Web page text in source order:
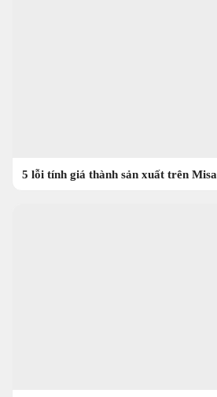
5 lỗi tính giá thành sản xuất trên Misa